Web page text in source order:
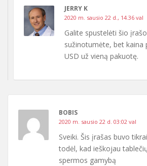
JERRY K
2020 m. sausio 22 d., 14.36 val
Galite spustelėti šio
sužinotumėte, bet kaina
USD už vieną pakuotę.
BOBIS
2020 m. sausio 22 d. 03:02 val
Sveiki. Šis įrašas buvo
todėl, kad ieškojau
spermos gamybą